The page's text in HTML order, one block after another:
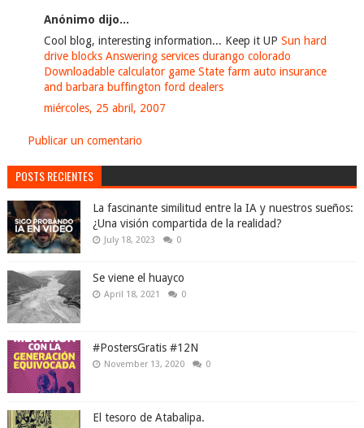
Anónimo dijo...
Cool blog, interesting information... Keep it UP Sun hard
drive blocks Answering services durango colorado
Downloadable calculator game State farm auto insurance
and barbara buffington ford dealers
miércoles, 25 abril, 2007
Publicar un comentario
POSTS RECIENTES
La fascinante similitud entre la IA y nuestros sueños:
¿Una visión compartida de la realidad?
July 18, 2023 0
Se viene el huayco
April 18, 2021 0
#PostersGratis #12N
November 13, 2020 0
El tesoro de Atabalipa.